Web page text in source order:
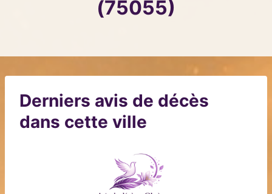
(75055)
Derniers avis de décès
dans cette ville